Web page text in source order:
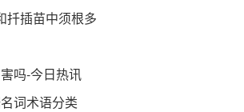
扦插苗中须根多
吗-今日热讯
词术语分类